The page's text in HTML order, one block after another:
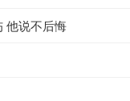
他说不后悔